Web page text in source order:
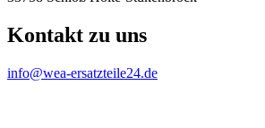
Kontakt zu uns
info@wea-ersatzteile24.de